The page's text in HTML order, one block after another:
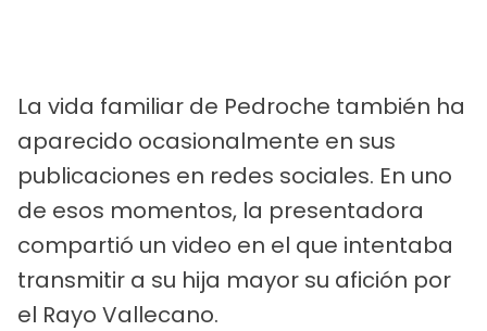
La vida familiar de Pedroche también ha
aparecido ocasionalmente en sus
publicaciones en redes sociales. En uno
de esos momentos, la presentadora
compartió un video en el que intentaba
transmitir a su hija mayor su afición por
el Rayo Vallecano.